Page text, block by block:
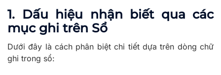
1. Dấu hiệu nhận biết qua các
mục ghi trên Sổ
Dưới đây là cách phân biệt chi tiết dựa trên dòng chữ
ghi trong sổ: